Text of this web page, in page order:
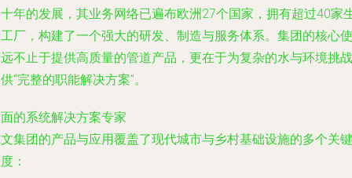
年的发展，其业务网络已遍布欧洲27个国家，拥有超过40家
厂，构建了一个强大的研发、制造与服务体系。集团的核心使
不止于提供高质量的管道产品，更在于为复杂的水与环境挑战
“完整的职能解决方案”。
的系统解决方案专家
集团的产品与应用覆盖了现代城市与乡村基础设施的多个关键
：